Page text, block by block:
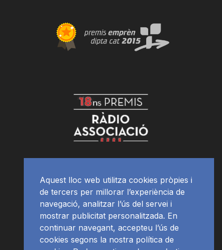
Aquest lloc web utilitza cookies pròpies i
de tercers per millorar l’experiència de
navegació, analitzar l’ús del servei i
mostrar publicitat personalitzada. En
continuar navegant, accepteu l’ús de
cookies segons la nostra política de